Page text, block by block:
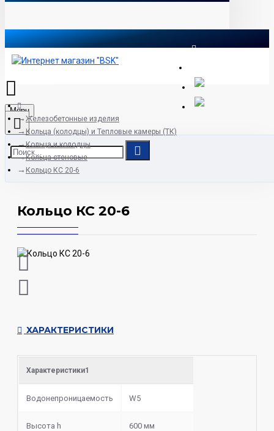
Menu
Железобетонные изделия
Кольца (колодцы) и Тепловые камеры (ТК)
Кольца и колодцы
Кольца стеновые
Кольцо КС 20-6
Кольцо КС 20-6
ХАРАКТЕРИСТИКИ
Характеристики1
Водонепроницаемость W5
Высота h 600 мм